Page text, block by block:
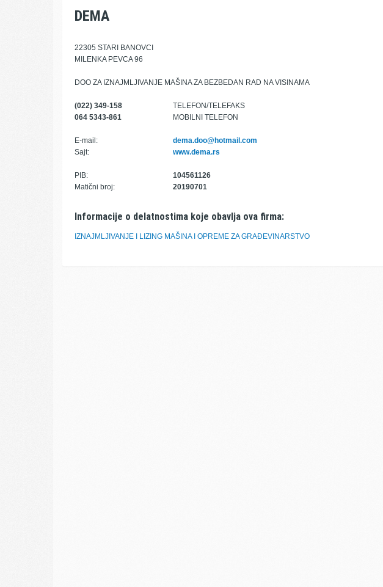
DEMA
22305 STARI BANOVCI
MILENKA PEVCA 96
DOO ZA IZNAJMLJIVANJE MAŠINA ZA BEZBEDAN RAD NA VISINAMA
(022) 349-158
TELEFON/TELEFAKS
064 5343-861
MOBILNI TELEFON
E-mail:
dema.doo@hotmail.com
Sajt:
www.dema.rs
PIB:
104561126
Matični broj:
20190701
Informacije o delatnostima koje obavlja ova firma:
IZNAJMLJIVANJE I LIZING MAŠINA I OPREME ZA GRAĐEVINARSTVO